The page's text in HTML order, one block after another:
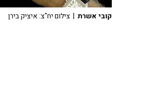
קובי אשרת | צילום יח"צ: איציק בירן